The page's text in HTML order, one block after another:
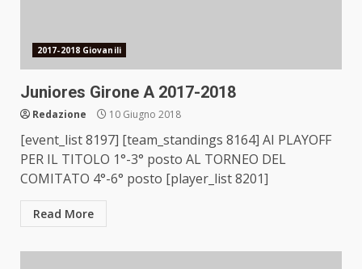
2017-2018 Giovanili
Juniores Girone A 2017-2018
Redazione 10 Giugno 2018
[event_list 8197] [team_standings 8164] AI PLAYOFF
PER IL TITOLO 1°-3° posto AL TORNEO DEL
COMITATO 4°-6° posto [player_list 8201]
Read More